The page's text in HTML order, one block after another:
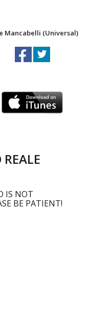
Mancabelli (Universal)
IS NOT
BE PATIENT!